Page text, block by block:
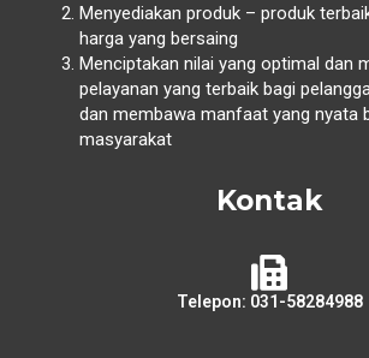
Menyediakan produk – produk
harga yang bersaing
Menciptakan nilai yang optimal dan
pelayanan yang terbaik bagi
dan membawa manfaat yang nyata
masyarakat
Kontak
Telepon: 031-58284988